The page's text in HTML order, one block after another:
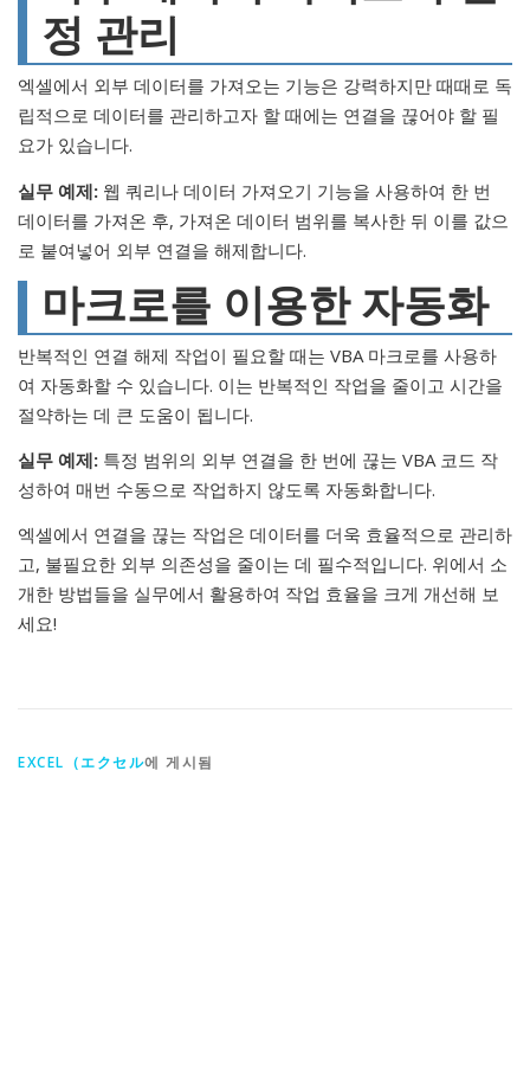
정 관리
엑셀에서 외부 데이터를 가져오는 기능은 강력하지만 때때로 독
립적으로 데이터를 관리하고자 할 때에는 연결을 끊어야 할 필
요가 있습니다.
실무 예제: 웹 쿼리나 데이터 가져오기 기능을 사용하여 한 번
데이터를 가져온 후, 가져온 데이터 범위를 복사한 뒤 이를 값으
로 붙여넣어 외부 연결을 해제합니다.
마크로를 이용한 자동화
반복적인 연결 해제 작업이 필요할 때는 VBA 마크로를 사용하
여 자동화할 수 있습니다. 이는 반복적인 작업을 줄이고 시간을
절약하는 데 큰 도움이 됩니다.
실무 예제: 특정 범위의 외부 연결을 한 번에 끊는 VBA 코드 작
성하여 매번 수동으로 작업하지 않도록 자동화합니다.
엑셀에서 연결을 끊는 작업은 데이터를 더욱 효율적으로 관리하
고, 불필요한 외부 의존성을 줄이는 데 필수적입니다. 위에서 소
개한 방법들을 실무에서 활용하여 작업 효율을 크게 개선해 보
세요!
EXCEL（エクセル에 게시됨